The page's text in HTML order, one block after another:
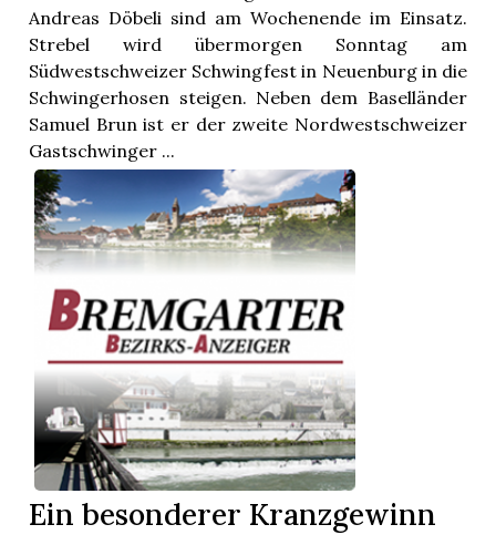
Andreas Döbeli sind am Wochenende im Einsatz.
Strebel wird übermorgen Sonntag am
Südwestschweizer Schwingfest in Neuenburg in die
Schwingerhosen steigen. Neben dem Baselländer
Samuel Brun ist er der zweite Nordwestschweizer
Gastschwinger ...
Ein besonderer Kranzgewinn